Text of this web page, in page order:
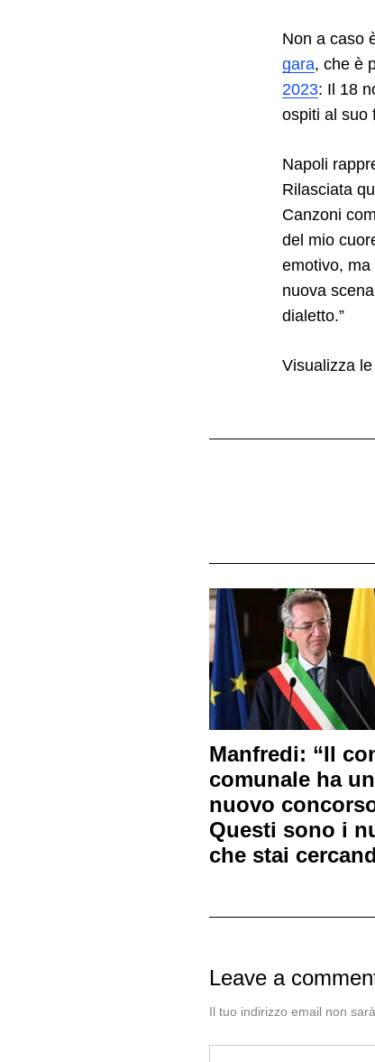
Non a caso
gara, che è
2023: Il 18
ospiti al suo
Napoli
Rilasciata
Canzoni
del mio
emotivo,
nuova
dialetto.”
Visualizza
Manfredi: “Il
comunale ha un
nuovo
Questi sono i
che stai
Leave a
Il tuo indirizzo email non